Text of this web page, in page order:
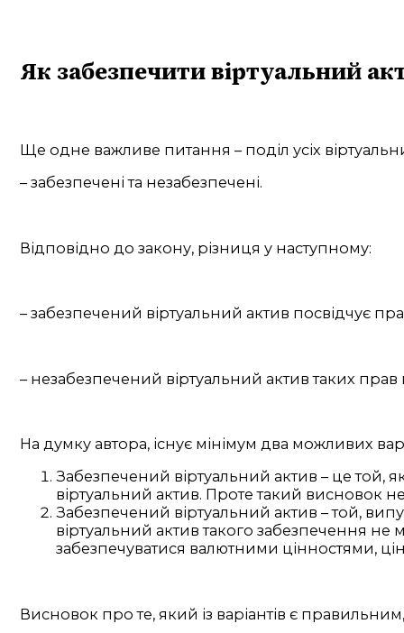
Як забезпечити віртуальний
Ще одне важливе питання – поділ усіх
– забезпечені та незабезпечені.
Відповідно до закону, різниця у наступному:
– забезпечений віртуальний актив посвідчує
– незабезпечений віртуальний актив таких прав
На думку автора, існує мінімум два можливих
Забезпечений віртуальний актив – це той,
віртуальний актив. Проте такий висновок
Забезпечений віртуальний актив – той,
віртуальний актив такого забезпечення не
забезпечуватися валютними цінностями,
Висновок про те, який із варіантів є